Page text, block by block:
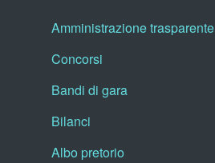
Amministrazione trasparente
Concorsi
Bandi di gara
Bilanci
Albo pretorio